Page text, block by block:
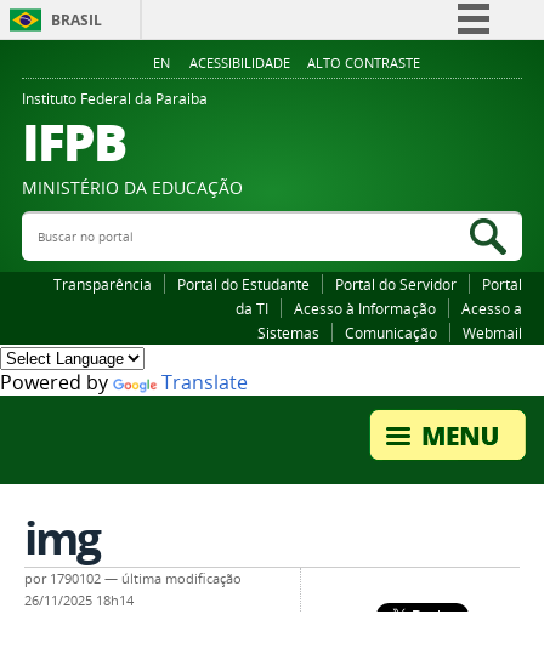
BRASIL
Simplifique!
Legislação
EN ACESSIBILIDADE ALTO CONTRASTE
Instituto Federal da Paraiba
IFPB
MINISTÉRIO DA EDUCAÇÃO
Buscar no portal
Transparência Portal do Estudante Portal do Servidor
Portal
da TI
Acesso à Informação
Acesso a
Sistemas
Comunicação Webmail
Powered by Translate
img
por 1790102 — última modificação
26/11/2025 18h14